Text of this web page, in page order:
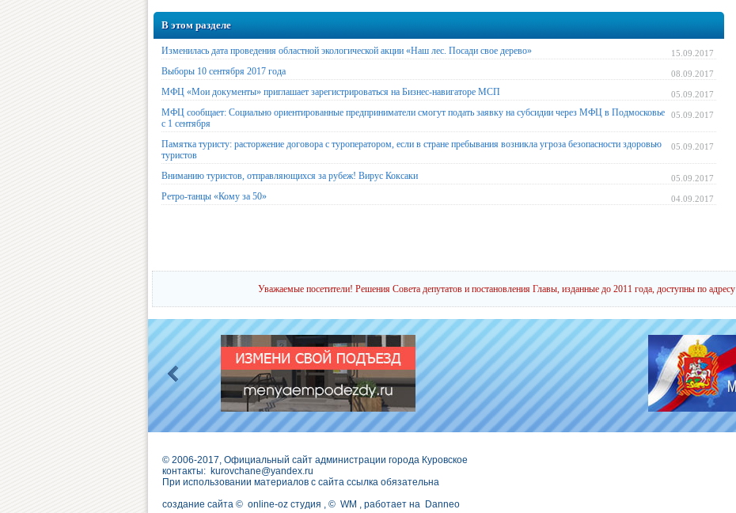
В этом разделе
15.09.2017
Изменилась дата проведения областной экологической акции «Наш лес. Посади свое дерево»
08.09.2017
Выборы 10 сентября 2017 года
05.09.2017
МФЦ «Мои документы» приглашает зарегистрироваться на Бизнес-навигаторе МСП
05.09.2017
МФЦ сообщает: Социально ориентированные предприниматели смогут подать заявку на субсидии через МФЦ в Подмосковье
с 1 сентября
05.09.2017
Памятка туристу: расторжение договора с туроператором, если в стране пребывания возникла угроза безопасности здоровью
туристов
05.09.2017
Вниманию туристов, отправляющихся за рубеж! Вирус Коксаки
04.09.2017
Ретро-танцы «Кому за 50»
Уважаемые посетители! Решения Совета депутатов и постановления Главы, изданные до 2011 года, доступны по адресу
© 2006-2017, Официальный сайт администрации города Куровское
контакты: kurovchane@yandex.ru
При использовании материалов с сайта ссылка обязательна
создание сайта © online-oz студия , © WM , работает на Danneo